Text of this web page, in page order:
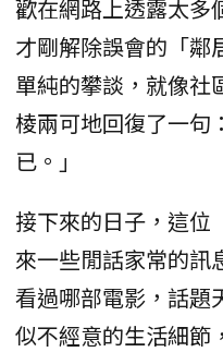
歡在網路上透露太多
才剛解除誤會的「鄰
單純的攀談，就像社
棱兩可地回復了一句
已。」
接下來的日子，這位
來一些閒話家常的訊
看過哪部電影，話題
似不經意的生活細節